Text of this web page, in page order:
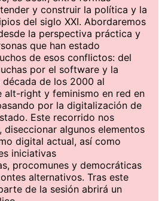
y construir la política y la
del siglo XXI. Abordaremos
la perspectiva práctica y
que han estado
de esos conflictos: del
por el software y la
de los 2000 al
alt-right y feminismo en red en
por la digitalización de
Este recorrido nos
diseccionar algunos elementos
digital actual, así como
iniciativas
procomunes y democráticas
alternativos. Tras este
de la sesión abrirá un